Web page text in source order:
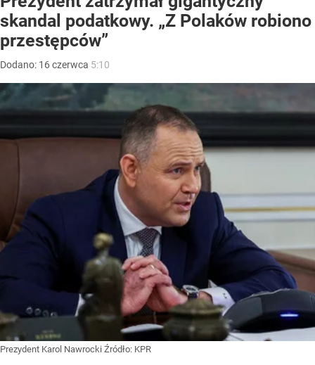
skandal podatkowy. „Z Polaków robiono
przestępców”
Dodano: 16czerwca 5:10
Prezydent Karol Nawrocki Źródło: KPR